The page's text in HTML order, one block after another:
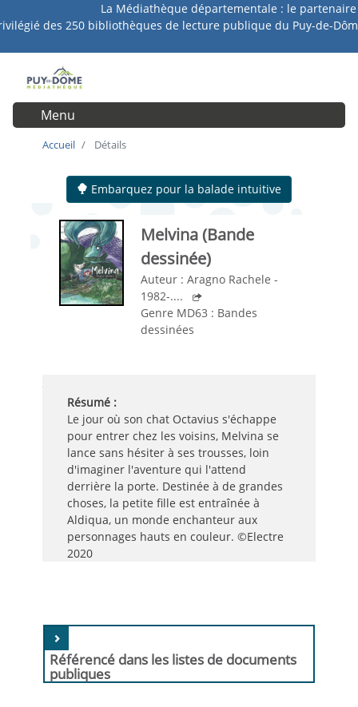
Aller
au
La Médiathèque départementale : le partenaire
des 250 bibliothèques de lecture publique du Puy-de-
User account menu
Menu
Accueil Détails
Embarquez pour la balade intuitive
Melvina(Bande
dessinée)
Auteur : Aragno Rachele -
1982-....
Genre MD63 : Bandes
dessinées
Résumé :
Le jour où son chat Octavius s'échappe
pour entrer chez les voisins, Melvina se
lance sans hésiter à ses trousses, loin
d'imaginer l'aventure qui l'attend
derrière la porte. Destinée à de grandes
choses, la petite fille est entraînée à
Aldiqua, un monde enchanteur aux
personnages hauts en couleur. ©Electre
2020
Référencé dans les listes de documents
publiques